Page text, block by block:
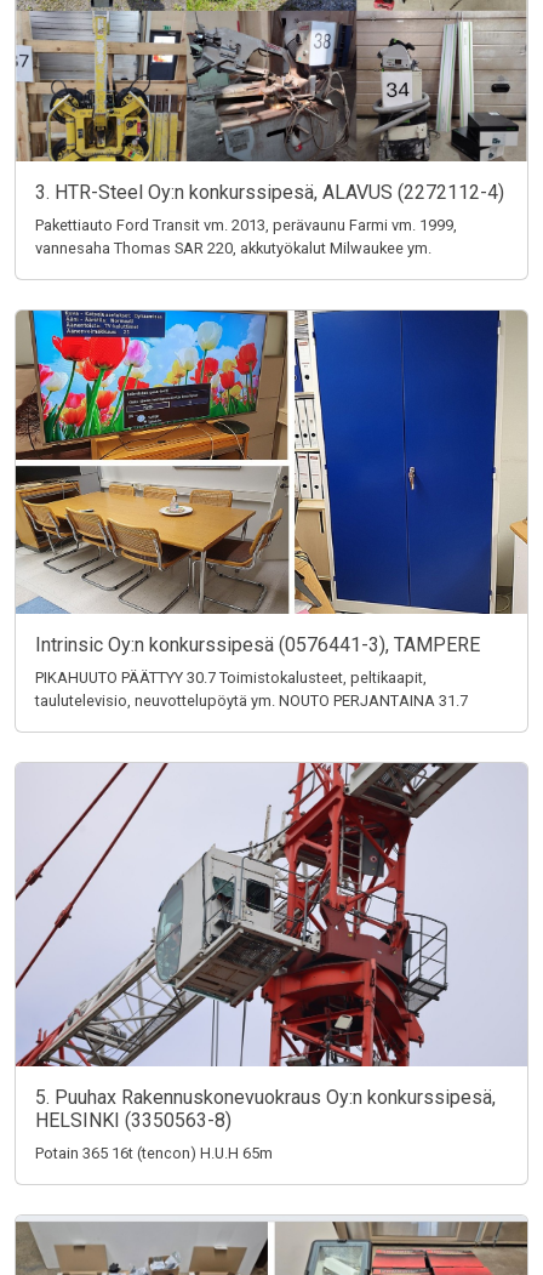
3. HTR-Steel Oy:n konkurssipesä, ALAVUS (2272112-4)
Pakettiauto Ford Transit vm. 2013, perävaunu Farmi vm. 1999,
vannesaha Thomas SAR 220, akkutyökalut Milwaukee ym.
Intrinsic Oy:n konkurssipesä (0576441-3), TAMPERE
PIKAHUUTO PÄÄTTYY 30.7 Toimistokalusteet, peltikaapit,
taulutelevisio, neuvottelupöytä ym. NOUTO PERJANTAINA 31.7
5. Puuhax Rakennuskonevuokraus Oy:n konkurssipesä,
HELSINKI (3350563-8)
Potain 365 16t (tencon) H.U.H 65m